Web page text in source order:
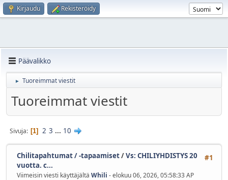
Kirjaudu Rekisteröidy
Päävalikko
► Tuoreimmat viestit
Tuoreimmat viestit
Sivuja 1 2 3 ... 10
#1
Chilitapahtumat / -tapaamiset/Vs: CHILIYHDISTYS 20
vuotta. c...
Viimeisin viesti käyttäjältä Whili - elokuu 06, 2026, 05:58:33 AP